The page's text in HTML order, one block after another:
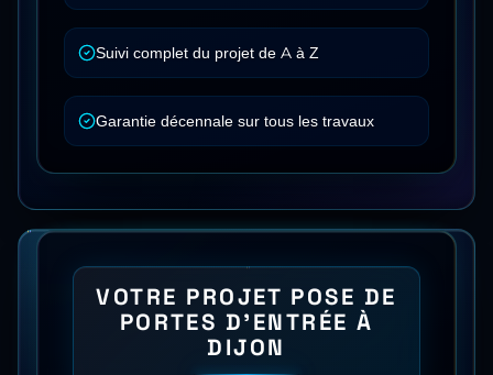
Suivi complet du projet de A à Z
Garantie décennale sur tous les travaux
VOTRE PROJET POSE DE
PORTES D'ENTRÉE À
DIJON